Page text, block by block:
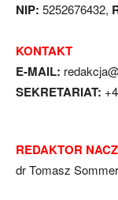
NIP: 5252676432,
KONTAKT
E-MAIL:
SEKRETARIAT:
REDAKTOR
dr Tomasz Sommer